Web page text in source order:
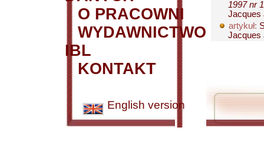
O PRACOWNI
WYDAWNICTWO
IBL
KONTAKT
English version
1997 nr
Jacques
artykuł:
Jacques